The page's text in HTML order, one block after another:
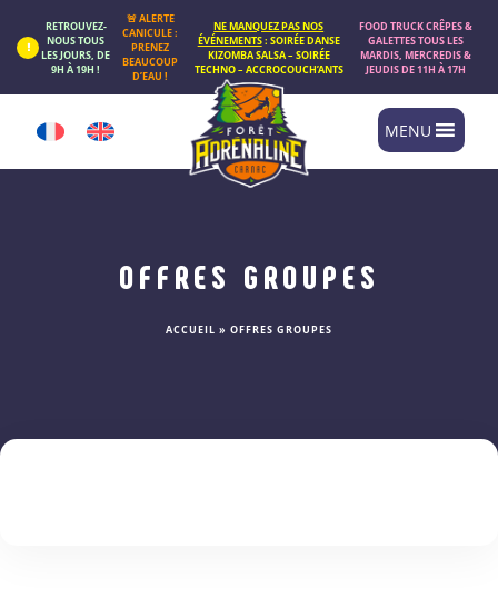
RETROUVEZ-
NOUS TOUS
LES JOURS, DE
9H À 19H !
🚨 ALERTE
CANICULE :
PRENEZ
BEAUCOUP
D’EAU !
NE MANQUEZ PAS NOS
ÉVÉNEMENTS: SOIRÉE DANSE
KIZOMBA SALSA – SOIRÉE
TECHNO – ACCROCOUCH’ANTS
FOOD TRUCK CRÊPES &
GALETTES TOUS LES
MARDIS, MERCREDIS &
JEUDIS DE 11H À 17H
MENU
OFFRES GROUPES
ACCUEIL » OFFRES GROUPES
Panneau de gestion des cookies